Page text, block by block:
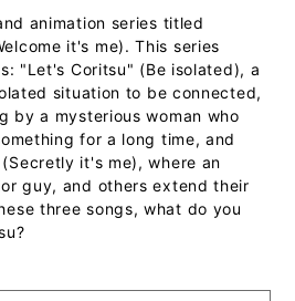
animation series titled
it's me). This series
"Let's Coritsu" (Be isolated), a
situation to be connected,
by a mysterious woman who
for a long time, and
it's me), where an
guy, and others extend their
three songs, what do you